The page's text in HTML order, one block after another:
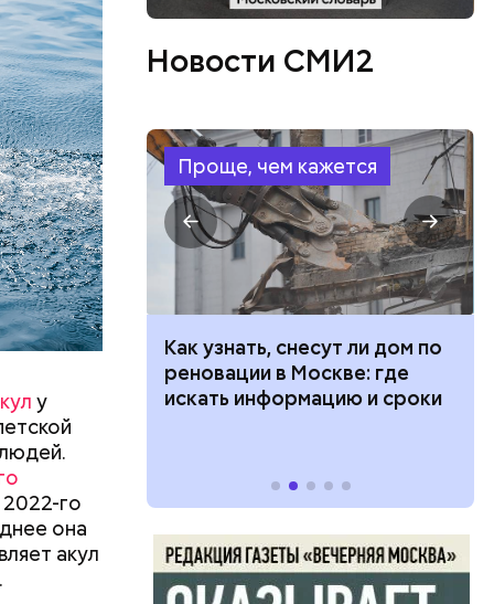
у
го
она
акул
Новости СМИ2
Проще, чем кажется
тысяч
кто может
нужны
Как узнать, снесут ли дом по
реновации в Москве: где
искать информацию и сроки